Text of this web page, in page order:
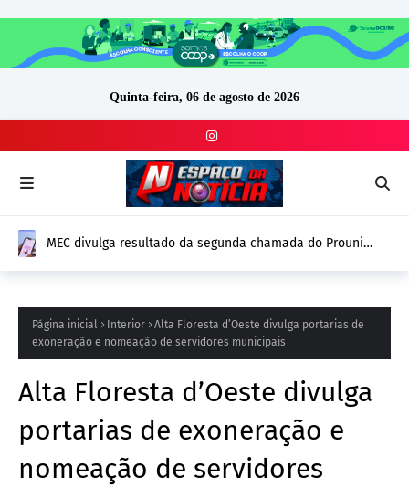
Quinta-feira, 06 de agosto de 2026
MEC divulga resultado da segunda chamada do Prouni
Página inicial Interior
Alta Floresta d’Oeste divulga portarias de
exoneração e nomeação de servidores municipais
Alta Floresta d’Oeste divulga
portarias de exoneração e
nomeação de servidores